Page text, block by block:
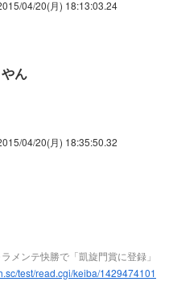
04/20(月) 18:13:03.24
ん
04/20(月) 18:35:50.32
メンテ快勝で「凱旋門賞に登録」
test/read.cgi/keiba/1429474101